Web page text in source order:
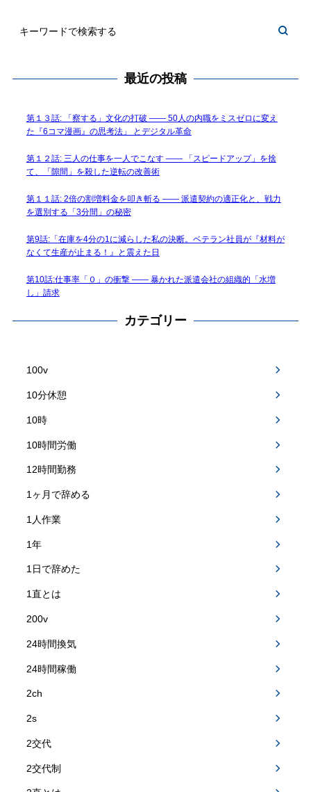
最近の投稿
第１３話: 「察する」文化の打破 —— 50人の内職をミスゼロに変え
た『6コマ漫画』の思考法」 とデジタル革命
第１２話: 三人の仕事を一人でこなす —— 「スピードアップ」を捨
て、「隙間」を殺した逆転の改善術
第１１話: 2倍の割増料金を叩き斬る —— 派遣契約の適正化と、戦力
を選別する「3分間」の秘密
第9話:「在庫を4分の1に減らした私の決断。ベテラン社員が『材料が
なくて生産が止まる！』と震えた日
第10話:仕事率「０」の衝撃 —— 暴かれた派遣会社の組織的「水増
し」請求
カテゴリー
100v
10分休憩
10時
10時間労働
12時間勤務
1ヶ月で辞める
1人作業
1年
1日で辞めた
1直とは
200v
24時間換気
24時間稼働
2ch
2s
2交代
2交代制